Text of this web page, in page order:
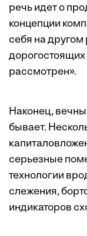
речь идет о
концепции
себя на другом
дорогостоящих
рассмотрен».
Наконец,
бывает.
серьезные
технологии
слежения,
индикаторов